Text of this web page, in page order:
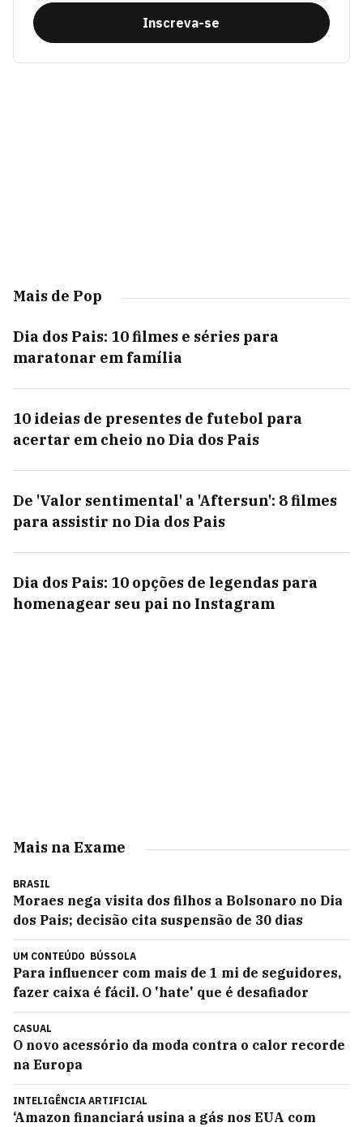
Inscreva-se
Mais de Pop
Dia dos Pais: 10 filmes e séries para
maratonar em família
10 ideias de presentes de futebol para
acertar em cheio no Dia dos Pais
De 'Valor sentimental' a 'Aftersun': 8 filmes
para assistir no Dia dos Pais
Dia dos Pais: 10 opções de legendas para
homenagear seu pai no Instagram
Mais na Exame
BRASIL
Moraes nega visita dos filhos a Bolsonaro no Dia
dos Pais; decisão cita suspensão de 30 dias
UM CONTEÚDO BÚSSOLA
Para influencer com mais de 1 mi de seguidores,
fazer caixa é fácil. O 'hate' que é desafiador
CASUAL
O novo acessório da moda contra o calor recorde
na Europa
INTELIGÊNCIA ARTIFICIAL
‘Amazon financiará usina a gás nos EUA com